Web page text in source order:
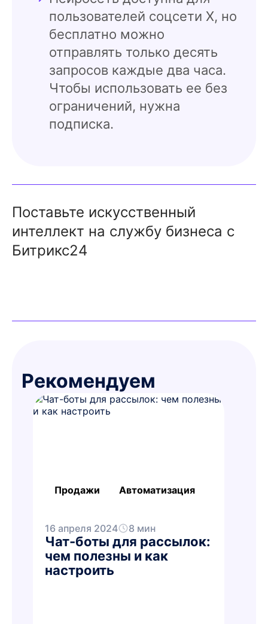
пользователей соцсети X, но
бесплатно можно
отправлять только десять
запросов каждые два часа.
Чтобы использовать ее без
ограничений, нужна
подписка.
Поставьте искусственный
интеллект на службу бизнеса с
Битрикс24
Рекомендуем
Продажи Автоматизация
16 апреля 2024 8 мин
Чат-боты для рассылок:
чем полезны и как
настроить